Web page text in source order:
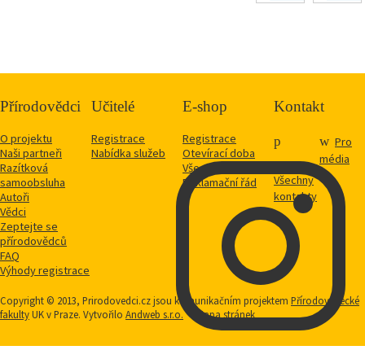
Přírodovědci
O projektu
Naši partneři
Razítková
samoobsluha
Autoři
Vědci
Zeptejte se
přírodovědců
FAQ
Výhody registrace
Učitelé
Registrace
Nabídka služeb
E-shop
Registrace
Otevírací doba
Vše o nákupu
Reklamační řád
Kontakt
Všechny
kontakty
Pro
média
Copyright © 2013, Prirodovedci.cz jsou komunikačním projektem Přírodovědecké
fakultyUK v Praze. Vytvořilo Andweb s.r.o. Mapa stránek